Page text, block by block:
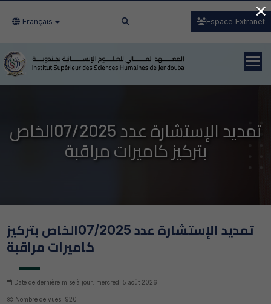
Français Espace Extranet
تمديد الإستشارة عدد 07/2025الخاص
بتركيز كاميرات مراقبة
تمديد الإستشارة عدد 07/2025الخاص بتركيز
كاميرات مراقبة
Date de dernière mise à jour: mercredi 5 août 2026
Nombre de vues: 920
×